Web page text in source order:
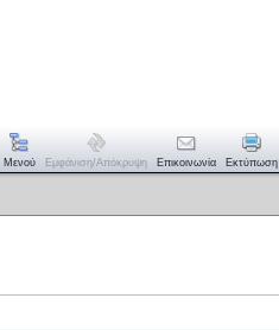
Μενού Εμφάνιση/απόκρυψη Επικοινωνία Εκτύπωση